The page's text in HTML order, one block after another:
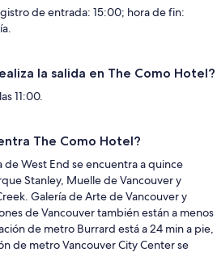
de entrada: 15:00; hora de fin:
la salida en The Como Hotel?
11:00.
The Como Hotel?
de West End se encuentra a quince
Stanley, Muelle de Vancouver y
Galería de Arte de Vancouver y
de Vancouver también están a menos
de metro Burrard está a 24 min a pie,
de metro Vancouver City Center se